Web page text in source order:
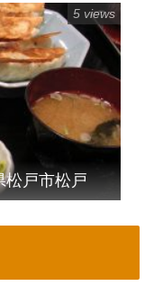
戸市松戸
5 views